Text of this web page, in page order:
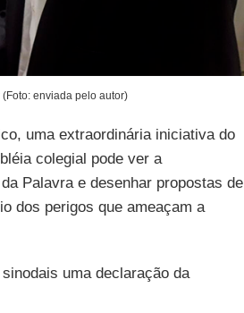
enviada pelo autor)
uma extraordinária iniciativa do
colegial pode ver a
Palavra e desenhar propostas de
dos perigos que ameaçam a
uma declaração da